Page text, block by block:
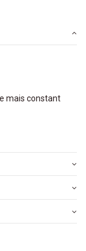
mais constant